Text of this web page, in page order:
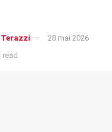
28 mai 2026
read